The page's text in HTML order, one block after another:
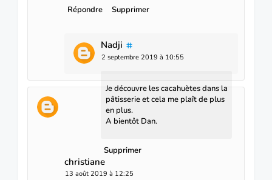
Répondre Supprimer
Nadji
2 septembre 2019 à 10:55
Je découvre les cacahuètes dans la
pâtisserie et cela me plaît de plus
en plus.
A bientôt Dan.
Supprimer
christiane
13 août 2019 à 12:25